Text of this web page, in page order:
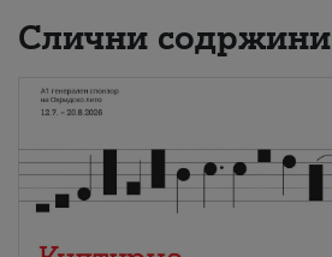
Слични содржини